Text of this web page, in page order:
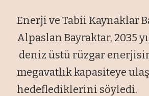
Enerji ve Tabii Kaynaklar
Alpaslan Bayraktar, 2035
deniz üstü rüzgar
megavatlık kapasiteye
hedeflediklerini söyledi.